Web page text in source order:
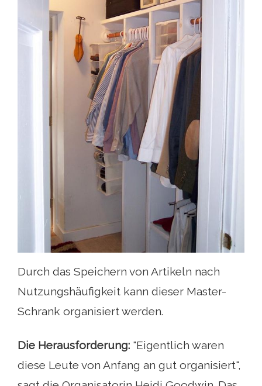
Durch das Speichern von Artikeln nach
Nutzungshäufigkeit kann dieser Master-
Schrank organisiert werden.
Die Herausforderung: "Eigentlich waren
diese Leute von Anfang an gut organisiert",